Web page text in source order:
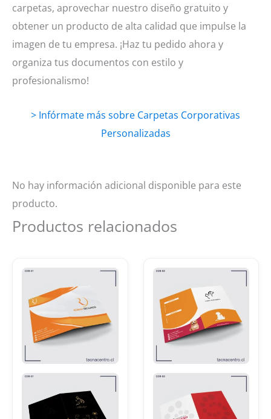
carpetas, aprovechar nuestro diseño gratuito y
obtener un producto de alta calidad que impulse la
imagen de tu empresa. ¡Haz tu pedido ahora y
organiza tus documentos con estilo y
profesionalismo!
> Infórmate más sobre Carpetas Corporativas
Personalizadas
No hay información adicional disponible para este
producto.
Productos relacionados